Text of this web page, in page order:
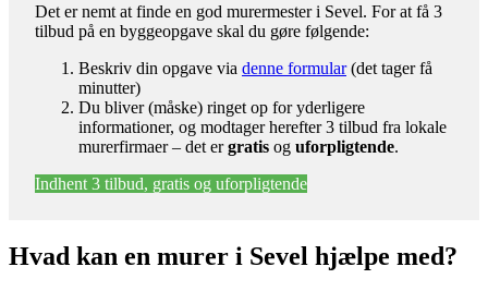
Det er nemt at finde en god murermester i Sevel. For at få 3
tilbud på en byggeopgave skal du gøre følgende:
Beskriv din opgave via denne formular(det tager få
minutter)
Du bliver (måske) ringet op for yderligere
informationer, og modtager herefter 3 tilbud fra lokale
murerfirmaer – det ergratis og uforpligtende.
Indhent 3 tilbud, gratis og uforpligtende
Hvad kan en murer i Sevel hjælpe med?